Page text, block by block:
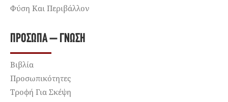
Φύση Και Περιβάλλον
ΠΡΌΣΩΠΑ – ΓΝΏΣΗ
Βιβλία
Προσωπικότητες
Τροφή Για Σκέψη